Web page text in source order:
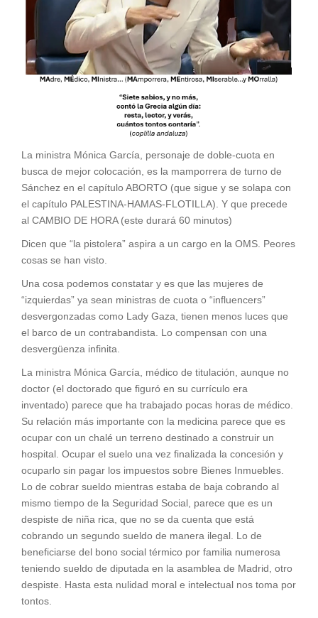
La ministra Mónica García, personaje de doble-cuota en
busca de mejor colocación, es la mamporrera de turno de
Sánchez en el capítulo ABORTO (que sigue y se solapa con
el capítulo PALESTINA-HAMAS-FLOTILLA). Y que precede
al CAMBIO DE HORA (este durará 60 minutos)
Dicen que “la pistolera” aspira a un cargo en la OMS. Peores
cosas se han visto.
Una cosa podemos constatar y es que las mujeres de
“izquierdas” ya sean ministras de cuota o “influencers”
desvergonzadas como Lady Gaza, tienen menos luces que
el barco de un contrabandista. Lo compensan con una
desvergüenza infinita.
La ministra Mónica García, médico de titulación, aunque no
doctor (el doctorado que figuró en su currículo era
inventado) parece que ha trabajado pocas horas de médico.
Su relación más importante con la medicina parece que es
ocupar con un chalé un terreno destinado a construir un
hospital. Ocupar el suelo una vez finalizada la concesión y
ocuparlo sin pagar los impuestos sobre Bienes Inmuebles.
Lo de cobrar sueldo mientras estaba de baja cobrando al
mismo tiempo de la Seguridad Social, parece que es un
despiste de niña rica, que no se da cuenta que está
cobrando un segundo sueldo de manera ilegal. Lo de
beneficiarse del bono social térmico por familia numerosa
teniendo sueldo de diputada en la asamblea de Madrid, otro
despiste. Hasta esta nulidad moral e intelectual nos toma por
tontos.